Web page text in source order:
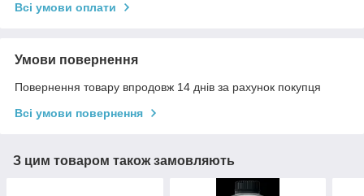
Всі умови оплати
Умови повернення
Повернення товару впродовж 14 днів за рахунок покупця
Всі умови повернення
З цим товаром також замовляють